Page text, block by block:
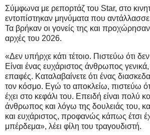
Σύμφωνα με ρεπορτάζ του Star, στο
εντοπίστηκαν μηνύματα που αντάλλασσε
Τα βρήκαν οι γονείς της και προχώρησαν
αρχές του 2026.
«Δεν υπήρχε κάτι τέτοιο. Πιστεύω ότι δεν
Είναι ένας ευχάριστος άνθρωπος γενικά,
επαφές. Καταλαβαίνετε ότι ένας
τον κόσμο. Εγώ το αποκλείω, πιστεύω
έχει στο κεφάλι του. Επειδή είναι πολύ
άνθρωπος και λόγω της δουλειάς του,
και ευχάριστος, προφανώς κάπως έτσι
μπέρδεμα», λέει φίλη του τραγουδιστή.